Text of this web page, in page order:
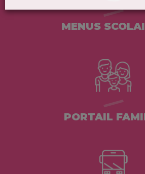
MENUS
PORTAIL